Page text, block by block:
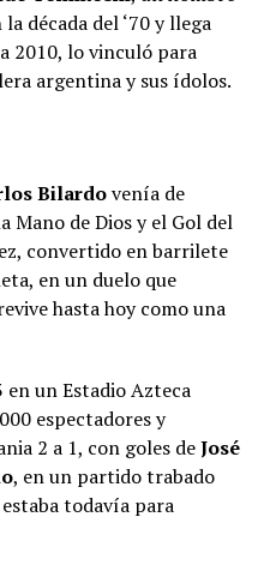
década del ‘70 y llega
2010, lo vinculó para
argentina y sus ídolos.
Bilardovenía de
Mano de Dios y el Gol del
convertido en barrilete
en un duelo que
hasta hoy como una
un Estadio Azteca
espectadores y
2 a 1, con goles deJosé
, en un partido trabado
todavía para